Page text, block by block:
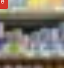
sobre o estado
de Estado,